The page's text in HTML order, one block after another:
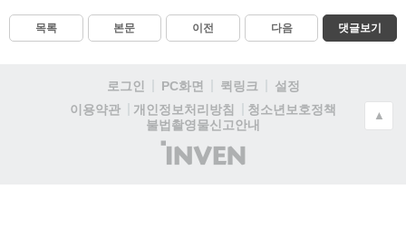
목록 본문 이전 다음 댓글보기
로그인 PC화면 퀵링크
설정
이용약관
개인정보처리방침
청소년보호정책
불법촬영물신고안내
(주)
인
▲